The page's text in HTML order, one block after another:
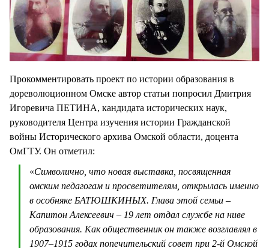
Прокомментировать проект по истории образования в
дореволюционном Омске автор статьи попросил Дмитрия
Игоревича ПЕТИНА, кандидата исторических наук,
руководителя Центра изучения истории Гражданской
войны Исторического архива Омской области, доцента
ОмГТУ. Он отметил:
«Символично, что новая выставка, посвященная
омским педагогам и просветителям, открылась именно
в особняке БАТЮШКИНЫХ. Глава этой семьи –
Капитон Алексеевич – 19 лет отдал службе на ниве
образования. Как общественник он также возглавлял в
1907–1915 годах попечительский совет при 2-й Омской